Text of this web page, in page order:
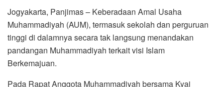
Jogyakarta, Panjimas – Keberadaan Amal Usaha
Muhammadiyah (AUM), termasuk sekolah dan perguruan
tinggi di dalamnya secara tak langsung menandakan
pandangan Muhammadiyah terkait visi Islam
Berkemajuan.
Pada Rapat Anggota Muhammadiyah bersama Kyai